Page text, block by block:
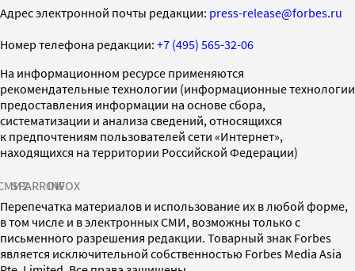
Адрес электронной почты редакции: press-release@forbes.ru
Номер телефона редакции: +7 (495) 565-32-06
На информационном ресурсе применяются
рекомендательные технологии (информационные технологии
предоставления информации на основе сбора,
систематизации и анализа сведений, относящихся
к предпочтениям пользователей сети «Интернет»,
находящихся на территории Российской Федерации)
SPARROWINFOX
Перепечатка материалов и использование их в любой форме,
в том числе и в электронных СМИ, возможны только с
письменного разрешения редакции. Товарный знак Forbes
является исключительной собственностью Forbes Media Asia